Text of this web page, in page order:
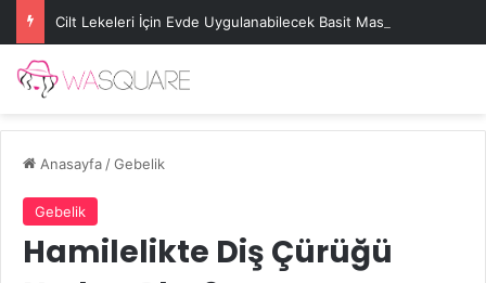
Cilt Lekeleri İçin Evde Uygulanabilecek Basit Maskeler
Anasayfa/Gebelik
Gebelik
Hamilelikte Diş Çürüğü